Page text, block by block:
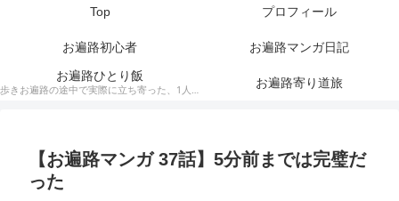
Top プロフィール
お遍路初心者
お遍路マンガ日記
お遍路ひとり飯
歩きお遍路の途中で実際に立ち寄った、1人でも入りやすいお店を紹介しています。料理の写真や動画とともに、お遍路ならではの目線で食事やお店の雰囲気をお伝えします。 お遍路寄り道旅
【お遍路マンガ 37話】5分前までは完璧だ
った